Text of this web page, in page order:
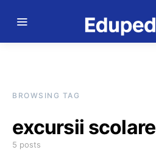
BROWSING TAG
excursii scolare
5 posts